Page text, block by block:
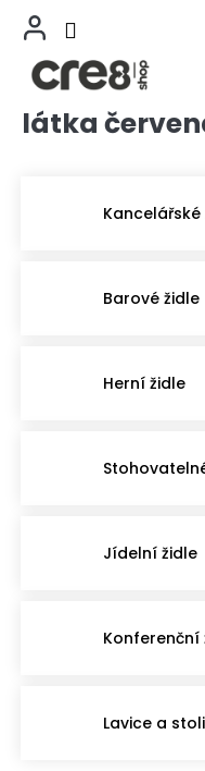
Přejítlátka
Kancelářské
Barové židle
Herní židle
Jídelní židle
Konferenční
Lavice a